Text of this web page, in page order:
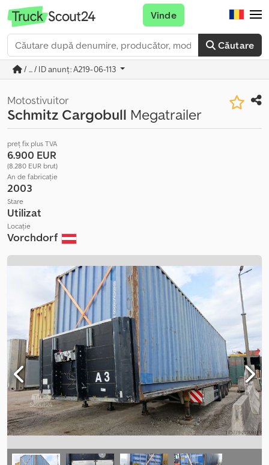
Căutare
Vinde
/ ... / ID anunț: A219-06-113
Motostivuitor
Schmitz Cargobull Megatrailer
preț fix plus TVA
6.900 EUR
(8.280 EUR brut)
An de fabricație
2003
Stare
Utilizat
Locație
Vorchdorf